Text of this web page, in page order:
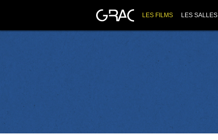
LES FILMS LES SALLES